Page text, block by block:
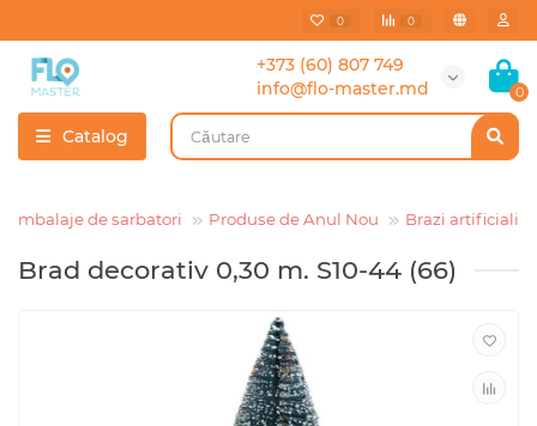
0 0
+373 (60) 807 749
info@flo-master.md
0
Catalog
ambalaje de sarbatori Produse de Anul Nou Brazi artificiali
Brad decorativ 0,30 m. S10-44 (66)